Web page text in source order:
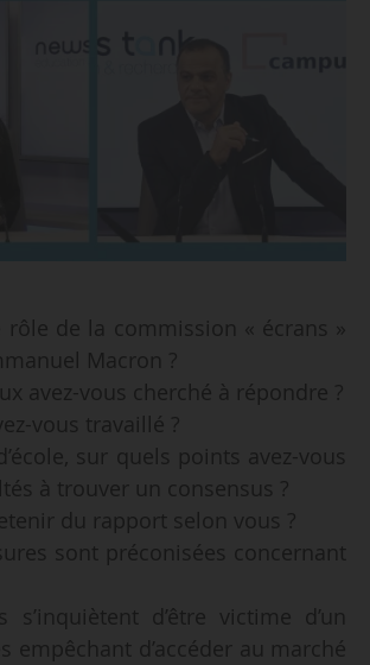
de la commission « écrans »
Macron ?
avez-vous cherché à répondre ?
vous travaillé ?
sur quels points avez-vous
à trouver un consensus ?
du rapport selon vous ?
sont préconisées concernant
s’inquiètent d’être victime d’un
empêchant d’accéder au marché